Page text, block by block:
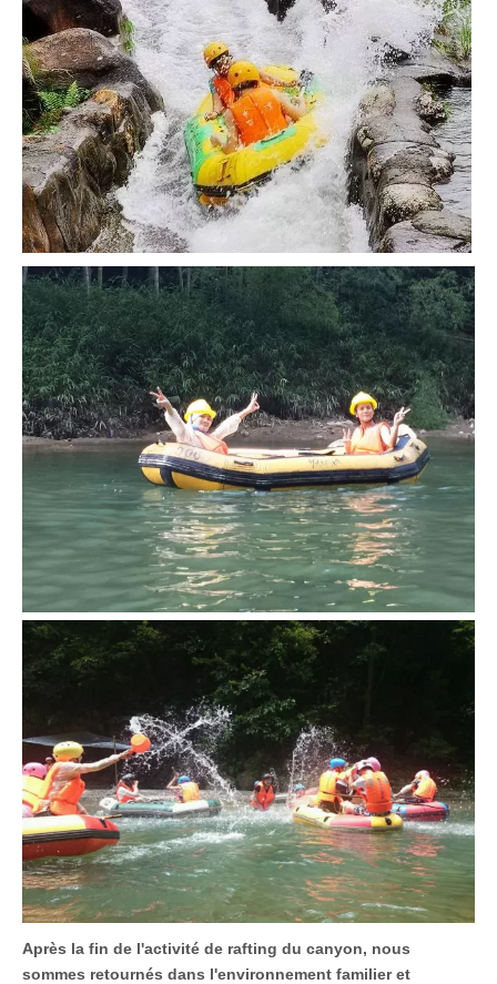
Après la fin de l'activité de rafting du canyon, nous
sommes retournés dans l'environnement familier et